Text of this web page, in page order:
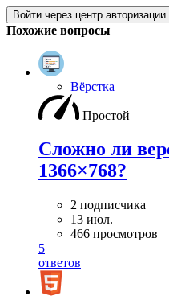
Войти через центр авторизации
Похожие вопросы
Вёрстка
Простой
Сложно ли
1366×768?
2 подписчика
13 июл.
466 просмотров
5
ответов